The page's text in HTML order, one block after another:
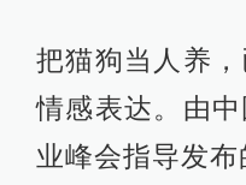
把猫狗当人养
情感表达。由
业峰会指导发